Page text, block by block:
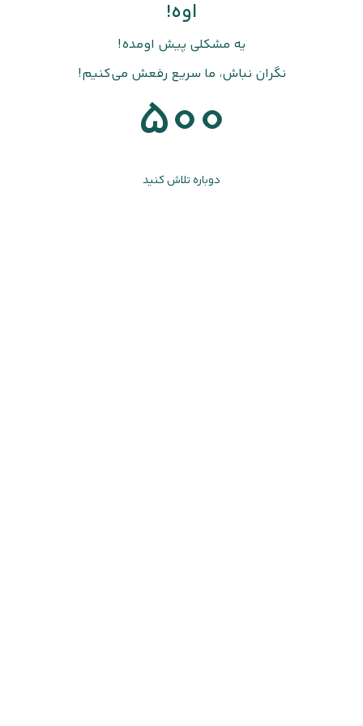
اوه!
یه مشکلی پیش اومده!
نگران نباش، ما سریع رفعش می‌کنیم!
500
دوباره تلاش کنید